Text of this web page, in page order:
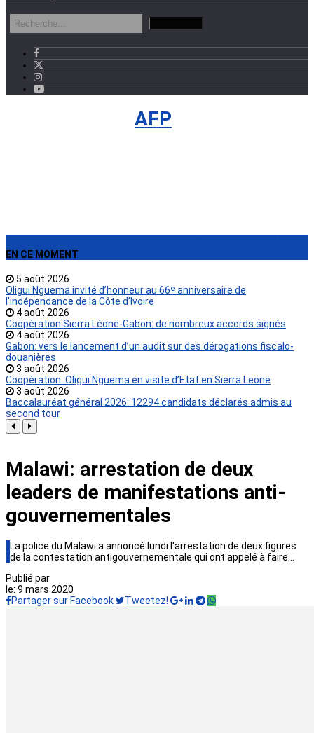
AFP
EN CE MOMENT
5 août 2026
Oligui Nguema invité d’honneur au 66ᵉ anniversaire de
l’indépendance de la Côte d’Ivoire
4 août 2026
Coopération Sierra Léone-Gabon: de nombreux accords signés
4 août 2026
Gabon: vers le lancement d’un audit sur des dérogations fiscalo-
douanières
3 août 2026
Coopération: Oligui Nguema en visite d’Etat en Sierra Leone
3 août 2026
Baccalauréat général 2026: 12294 candidats déclarés admis au
second tour
Malawi: arrestation de deux
leaders de manifestations anti-
gouvernementales
La police du Malawi a annoncé lundi l'arrestation de deux figures
de la contestation antigouvernementale qui ont appelé à faire…
Publié par
le: 9 mars 2020
Partager sur Facebook
Tweetez!